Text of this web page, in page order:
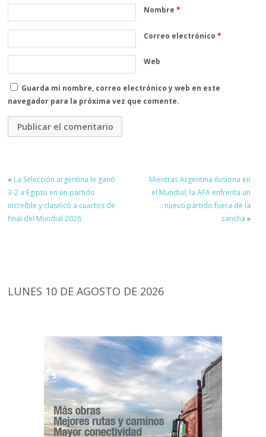
Nombre*
Correo electrónico*
Web
Guarda mi nombre, correo electrónico y web en este
navegador para la próxima vez que comente.
« La Selección argentina le ganó
3-2 a Egipto en un partido
increíble y clasificó a cuartos de
final del Mundial 2026
Mientras Argentina ilusiona en
el Mundial, la AFA enfrenta un
nuevo partido fuera de la
cancha »
LUNES 10 DE AGOSTO DE 2026